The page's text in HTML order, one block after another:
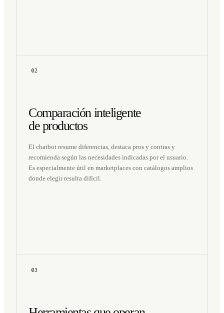
02
Comparación inteligente
de productos
El chatbot resume diferencias, destaca pros y contras y
recomienda según las necesidades indicadas por el usuario.
Es especialmente útil en marketplaces con catálogos amplios
donde elegir resulta difícil.
03